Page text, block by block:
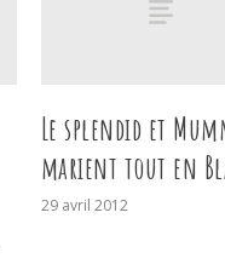
Le splendid et
marient tout en
29 avril 2012